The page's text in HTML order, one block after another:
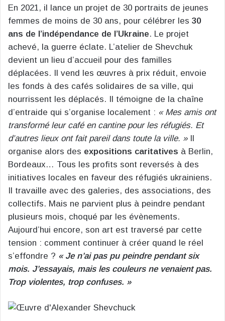
En 2021, il lance un projet de 30 portraits de jeunes
femmes de moins de 30 ans, pour célébrer les 30
ans de l’indépendance de l’Ukraine. Le projet
achevé, la guerre éclate. L’atelier de Shevchuk
devient un lieu d’accueil pour des familles
déplacées. Il vend les œuvres à prix réduit, envoie
les fonds à des cafés solidaires de sa ville, qui
nourrissent les déplacés. Il témoigne de la chaîne
d’entraide qui s’organise localement : « Mes amis ont
transformé leur café en cantine pour les réfugiés. Et
d’autres lieux ont fait pareil dans toute la ville. »Il
organise alors des expositions caritatives à Berlin,
Bordeaux… Tous les profits sont reversés à des
initiatives locales en faveur des réfugiés ukrainiens.
Il travaille avec des galeries, des associations, des
collectifs. Mais ne parvient plus à peindre pendant
plusieurs mois, choqué par les évènements.
Aujourd’hui encore, son art est traversé par cette
tension : comment continuer à créer quand le réel
s’effondre ? « Je n’ai pas pu peindre pendant six
mois. J’essayais, mais les couleurs ne venaient pas.
Trop violentes, trop confuses. »